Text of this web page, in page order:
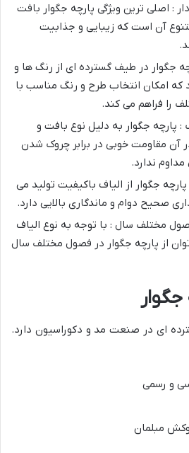
: اصلی ترین ویژگی پارچه جگوار بافت
آن است که زیبایی و جذابیت
جگوار در طیف گسترده ای از رنگ ها و
که امکان انتخاب طرح و رنگ مناسب با
را فراهم می کند.
: پارچه جگوار به دلیل نوع بافت و
آن مقاومت خوبی در برابر چروک شدن
مداوم ندارد.
پارچه جگوار از الیاف باکیفیت تولید می
صحیح دوام و ماندگاری بالایی دارد.
مختلف سال : با توجه به نوع الیاف
از پارچه جگوار در فصول مختلف سال
ای در صنعت مد و دکوراسیون دارد.
و رسمی
مبلمان